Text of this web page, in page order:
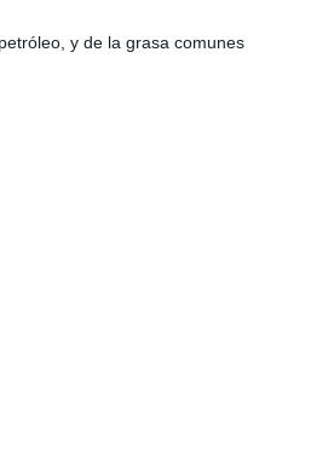
y de la grasa comunes